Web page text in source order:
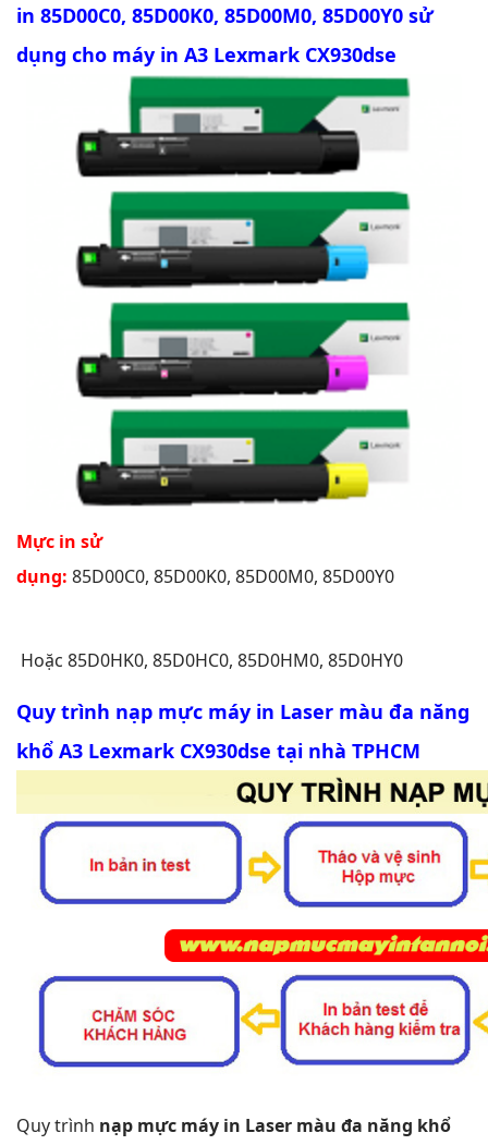
in 85D00C0, 85D00K0, 85D00M0, 85D00Y0 sử
dụng cho máy in A3 Lexmark CX930dse
Mực in sử
dụng: 85D00C0, 85D00K0, 85D00M0, 85D00Y0
Hoặc 85D0HK0, 85D0HC0, 85D0HM0, 85D0HY0
Quy trình nạp mực máy in Laser màu đa năng
khổ A3 Lexmark CX930dse tại nhà TPHCM
Quy trình nạp mực máy in Laser màu đa năng khổ